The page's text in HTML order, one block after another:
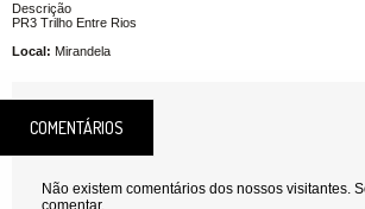
Descrição
PR3 Trilho Entre Rios
Local: Mirandela
COMENTÁRIOS
Não existem comentários dos nossos visitantes.
comentar.